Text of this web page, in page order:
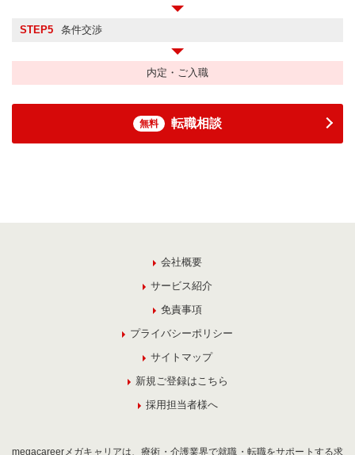
STEP5 条件交渉
内定・ご入職
無料 転職相談
会社概要
サービス紹介
免責事項
プライバシーポリシー
サイトマップ
新規ご登録はこちら
採用担当者様へ
megacareerメガキャリアは、療術・介護業界で就職・転職をサポートする求